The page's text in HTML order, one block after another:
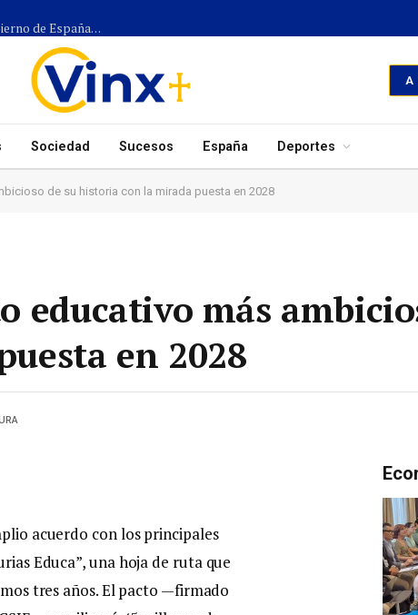
Más de 1.300 efectivos participarán en el dispositivo coordinado entre el Gobierno de España, el Principado de Asturias y los ayuntamientos para el eclipse del 12 de agosto
A
Sociedad Sucesos España Deportes
de su historia con la mirada puesta en 2028
educativo más
en 2028
acuerdo con los principales
Educa”, una hoja de ruta que
tres años. El pacto —firmado